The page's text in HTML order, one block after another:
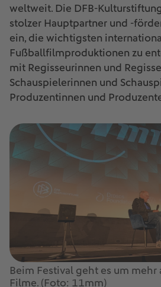
weltweit. Die DFB-
stolzer Hauptpartner und -
ein, die wichtigsten
Fußballfilmproduktionen zu
mit Regisseurinnen und
Schauspielerinnen und
Produzentinnen und
Beim Festival geht es um mehr
Filme. (Foto: 11mm)